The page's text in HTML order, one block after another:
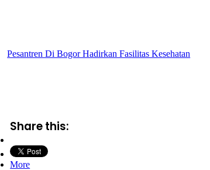
Pesantren Di Bogor Hadirkan Fasilitas Kesehatan
Share this:
More